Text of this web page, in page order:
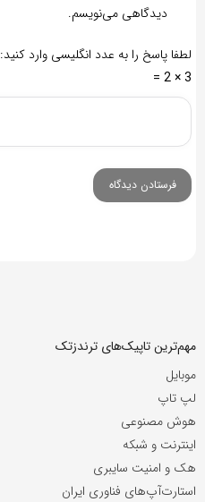
دیدگاهی می‌نویسم.
لطفا پاسخ را به عدد انگلیسی وارد کنید:
3 × 2 =
مهم‌ترین تاپیک‌های ترندزتک
موبایل
لپ تاپ
هوش مصنوعی
اینترنت و شبکه
هک و امنیت سایبری
استارت‌آپ‌های فناوری ایران